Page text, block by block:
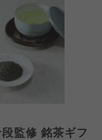
監修 銘茶ギフ